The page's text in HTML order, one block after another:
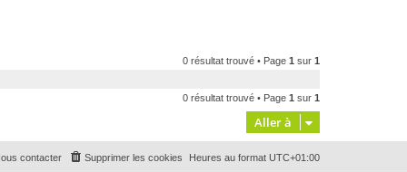
0 résultat trouvé • Page 1 sur 1
0 résultat trouvé • Page 1 sur 1
Aller à
Heures au format UTC+01:00
Supprimer les cookies
contacter